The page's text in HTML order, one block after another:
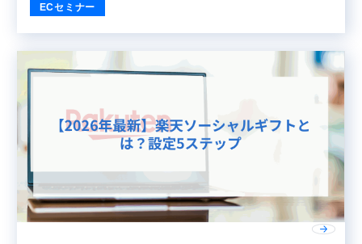
ECセミナー